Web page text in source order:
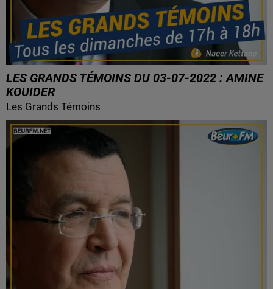
LES GRANDS TÉMOINS DU 03-07-2022 : AMINE
KOUIDER
Les Grands Témoins